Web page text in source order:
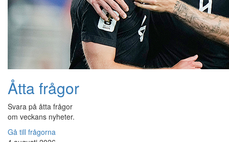
Åtta frågor
Svara på åtta frågor
om veckans nyheter.
Gå till frågorna